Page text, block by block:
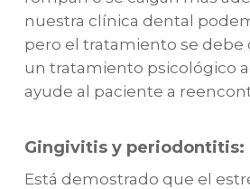
nuestra clínica dental
pero el tratamiento se debe
un tratamiento psicológico
ayude al paciente a
Gingivitis y periodontitis:
Está demostrado que el